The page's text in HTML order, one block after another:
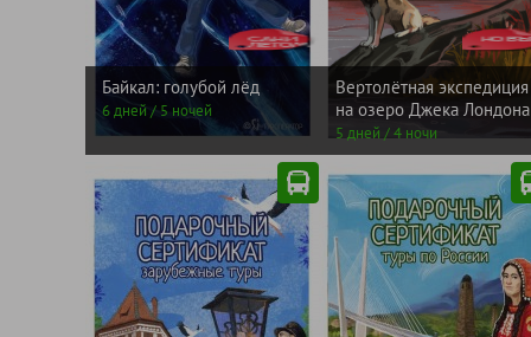
Байкал: голубой лёд
6 дней / 5 ночей
САНИ
ЛЕТОМ
от
49000
рублей
Вертолётная экспедиция
на озеро Джека Лондона
5 дней / 4 ночи
от
рублей